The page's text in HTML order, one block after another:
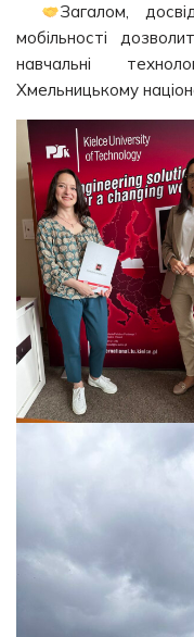
Загалом,
мобільності
навчальні
Хмельницькому